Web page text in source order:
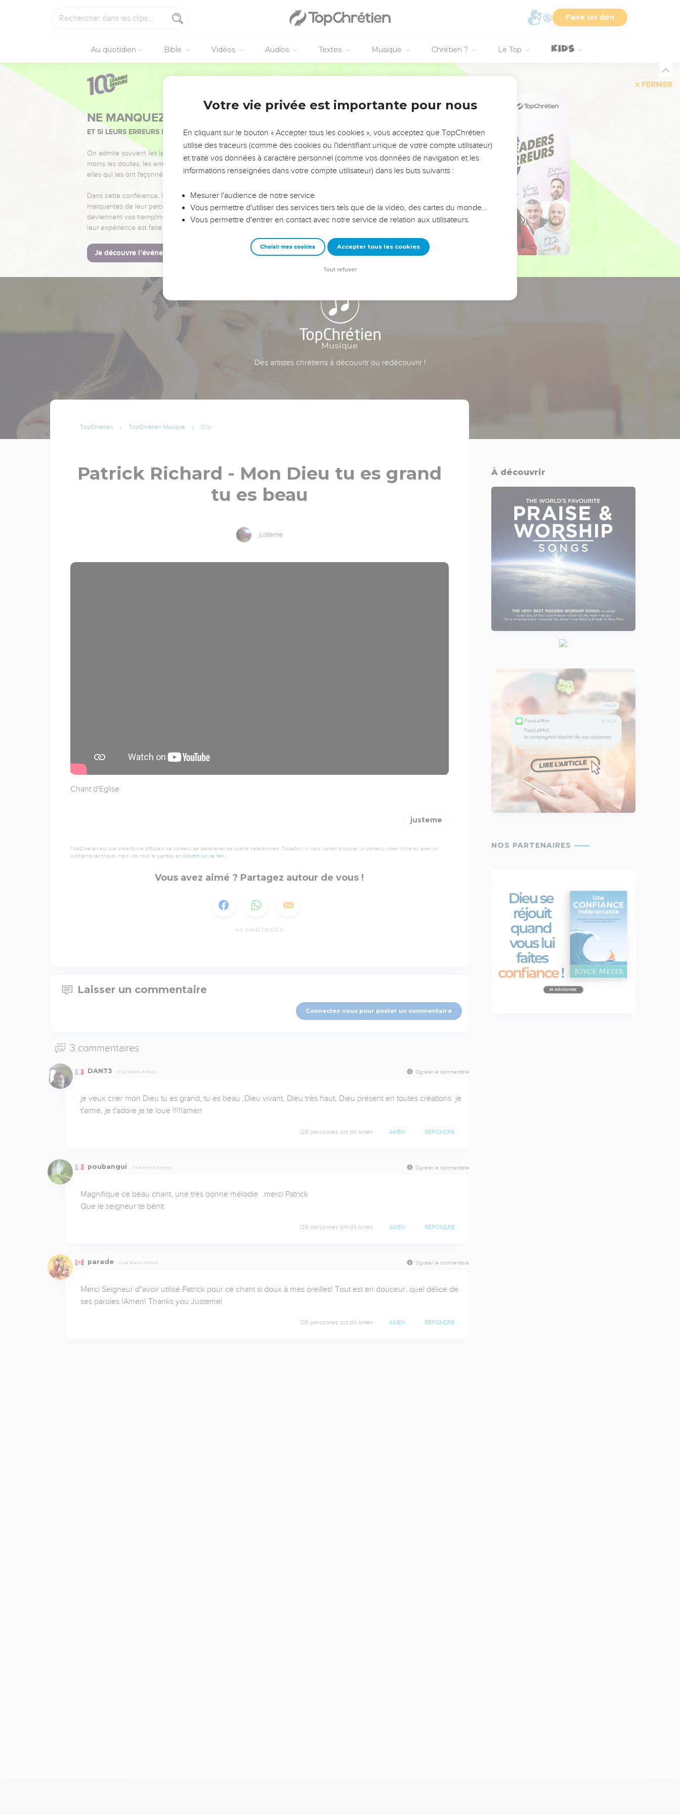
Faire un don
Au quotidien Bible Vidéos Audios Textes Musique Chrétien ? Le Top
FERMER
NE MANQUEZ PAS L’ÉVÉNEMENT DE L’ANNÉE !
ET SI LEURS ERREURS POUVAIENT VOUS ÉVITER LES VOTRES ?
On admire souvent les leaders pour leurs réussites, leur impact, leur foi ou leur vision. Mais on voit
moins les doutes, les erreurs et les saisons difficiles qu'ils ont traversés, alors même que ce sont
elles qui les ont façonnés.
Dans cette conférence, leaders, entrepreneurs, et responsables reviennent sur les erreurs
marquantes de leur parcours et les clés pour avancer avec plus de sagesse afin que leurs erreurs
deviennent vos tremplins. Que vous guidiez un ministère, une équipe, un groupe ou une famille,
leur expérience est faite pour vous.
Je découvre l’événement
Des artistes chrétiens à découvrir ou redécouvrir !
TopChrétien TopChrétien Musique Clip
Patrick Richard - Mon Dieu tu es grand
tu es beau
justeme
Chant d'Eglise
justeme
TopChrétien est une plate-forme diffuseur de contenu de partenaires de qualité sélectionnés. Toutefois, si vous veniez à trouver un contenu vidéo illicite ou avec un
problème technique, merci de nous le signaler en cliquant sur ce lien.
Vous avez aimé ? Partagez autour de vous !
44 PARTAGES
Laisser un commentaire
Connectez-vous pour poster un commentaire
3 commentaires
DAN73 Il y a 15 ans, 6 mois Signaler le commentaire
je veux crier mon Dieu tu es grand, tu es beau ,Dieu vivant, Dieu très haut, Dieu présent en toutes créations  je
t'aime, je t'adore je te loue !!!!!amen
128 personnes ont dit Amen AMEN RÉPONDRE
poubangui Il y a 15 ans, 6 mois Signaler le commentaire
Magnifique ce beau chant, une très bonne mélodie  .merci Patrick
Que le seigneur te bénit
126 personnes ont dit Amen AMEN RÉPONDRE
parade Il y a 16 ans, 3 mois Signaler le commentaire
Merci Seigneur d"avoir utilisé Patrick pour ce chant si doux à mes oreilles! Tout est en douceur..quel délice de
ses paroles !Amen! Thanks you Justeme!
108 personnes ont dit Amen AMEN RÉPONDRE
À découvrir
Votre vie privée est importante pour nous
En cliquant sur le bouton « Accepter tous les cookies », vous acceptez que TopChrétien
utilise des traceurs (comme des cookies ou l'identifiant unique de votre compte utilisateur)
et traite vos données à caractère personnel (comme vos données de navigation et les
informations renseignées dans votre compte utilisateur) dans les buts suivants :
Mesurer l'audience de notre service
Vous permettre d'utiliser des services tiers tels que de la vidéo, des cartes du monde…
Vous permettre d'entrer en contact avec notre service de relation aux utilisateurs.
Choisir mes cookies Accepter tous les cookies
Tout refuser